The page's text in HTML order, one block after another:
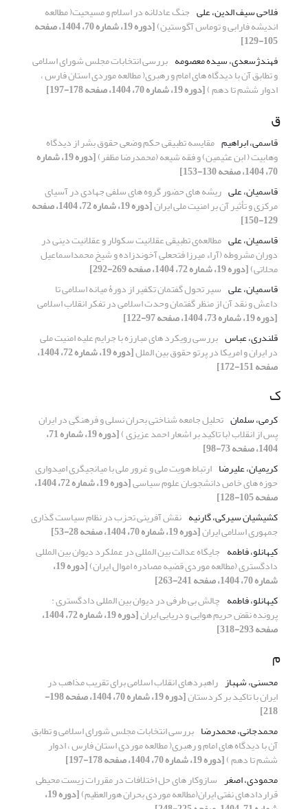
فلاحی سیف الدین، علی جنگ عادلانه در اسلام و مسیحیت( مطالعه
اندیشه فارابی و توماس آگوستین) [دوره 19، شماره 70، 1404، صفحه
105-129]
فهندژسعدی، سیده معصومه بررسی انتخابات مجلس شورای اسلامی
و تطابق آن با دیدگاه های امام و رهبری( مطالعه موردی استان فارس ،
ادوار ششم تا دهم )[دوره 19، شماره 70، 1404، صفحه 178-197]
ق
قاسمی، ابراهیم مقایسه تطبیقی حکم وضعی حقوق بشر از دیدگاه
وهابیت ( ابن عثیمین) و فقه شیعه (محمدرضا مظفر) [دوره 19، شماره
70، 1404، صفحه 130-153]
قاسمیان، علی ریشه­ های حضور گروه های سلفی جهادی در آسیای
مرکزی و تأثیر آن بر امنیت ملی ایران [دوره 19، شماره 72، 1404، صفحه
129-150]
قاسمیان، علی مطالعه‌ی تطبیقی عقلانیت سکولار و عقلانیت دینی در
دوران مشروطه (آراء میرزا فتحعلی آخوندزاده و شیخ محمداسماعیل
محلاتی)[دوره 19، شماره 72، 1404، صفحه 269-292]
قاسمیان، علی سیر تحول گفتمان تکفیر از دورۀ میانه اسلامی تا
داعش و نقد آن از منظر گفتمان وحدت اسلامی در تفکر انقلاب اسلامی
[دوره 19، شماره 73، 1404، صفحه 97-122]
قلندری، عباس بررسی رویکرد های مبارزه با جرایم علیه امنیت ملی
در ایران و امریکا در پرتو حقوق بین­ الملل [دوره 19، شماره 72، 1404،
صفحه 151-172]
ک
کرمی، سلمان تحلیل جامعه‌ شناختی بحران نسلی و فرهنگی در ایران
پس از انقلاب (با تاکید بر اشعار احمد عزیزی ) [دوره 19، شماره 71،
1404، صفحه 73-98]
کریمیان، علیرضا ارتباط هویت ملی و غرور ملی با میانجی­گری امیدواری
حوزه های خاص دانشجویان علوم سیاسی [دوره 19، شماره 72، 1404،
صفحه 105-128]
کشیشیان سیرکی، گارنیه نقش آفرینی تحزب در نظام سیاست گذاری
جمهوری اسلامی ایران[دوره 19، شماره 70، 1404، صفحه 28-53]
کیهانلو، فاطمه جایگاه عدالت بین المللی در عملکرد دیوان بین المللی
دادگستری (مطالعه موردی قضیه مصادره اموال ایران) [دوره 19،
شماره 70، 1404، صفحه 241-263]
کیهانلو، فاطمه چالش بی طرفی در دیوان بین المللی دادگستری :
پرونده نقض حریم هوایی و دریایی ایران [دوره 19، شماره 72، 1404،
صفحه 293-318]
م
محسنی، شهباز راهبردهای انقلاب اسلامی برای تقریب مذاهب در
ایران با تاکید بر کردستان [دوره 19، شماره 70، 1404، صفحه 198-
218]
محمدجانی، محمدرضا بررسی انتخابات مجلس شورای اسلامی و تطابق
آن با دیدگاه های امام و رهبری( مطالعه موردی استان فارس ، ادوار
ششم تا دهم )[دوره 19، شماره 70، 1404، صفحه 178-197]
محمودی، اصغر سازوکار های حل اختلافات در مقررات زیست محیطی
قراردادهای نفتی ایران(مطالعه موردی بحران هورالعظیم) [دوره 19،